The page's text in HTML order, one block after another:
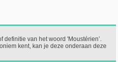
definitie van het woord 'Moustérien’.
kent, kan je deze onderaan deze